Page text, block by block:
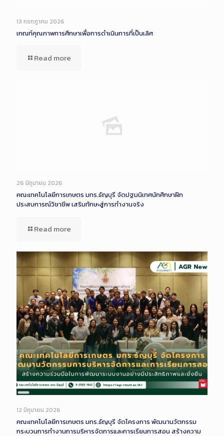
13 กรกฎาคม 2026
เกณฑ์คุณภาพการศึกษาเพื่อการดำเนินการที่เป็นเลิศ
Read more
26 มิถุนายน 2026
คณะเทคโนโลยีการเกษตร มทร.ธัญบุรี จัดปฐมนิเทศนักศึกษาฝึก
ประสบการณ์วิชาชีพ เสริมทักษะสู่การทำงานจริง
Read more
Long
Description
12 มิถุนายน 2026
คณะเทคโนโลยีการเกษตร มทร.ธัญบุรี จัดโครงการ พัฒนานวัตกรรม
กระบวนการทำงานการบริหารจัดการและการเรียนการสอน สร้างความ